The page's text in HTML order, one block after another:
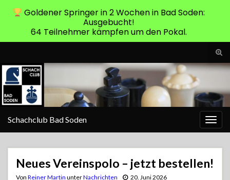
Schachclub Bad Soden
Neues Vereinspolo – jetzt bestellen!
Von Reiner Martin unterNachrichten 20. Juni 2026
Goldener Springer in 2 Wochen in Bad Soden:
Ausgebucht!
64 Teilnehmer kämpfen um den Pokal.